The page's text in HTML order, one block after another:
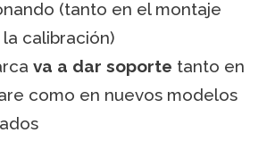
(tanto en el montaje
calibración)
va a dar soporte tanto en
como en nuevos modelos